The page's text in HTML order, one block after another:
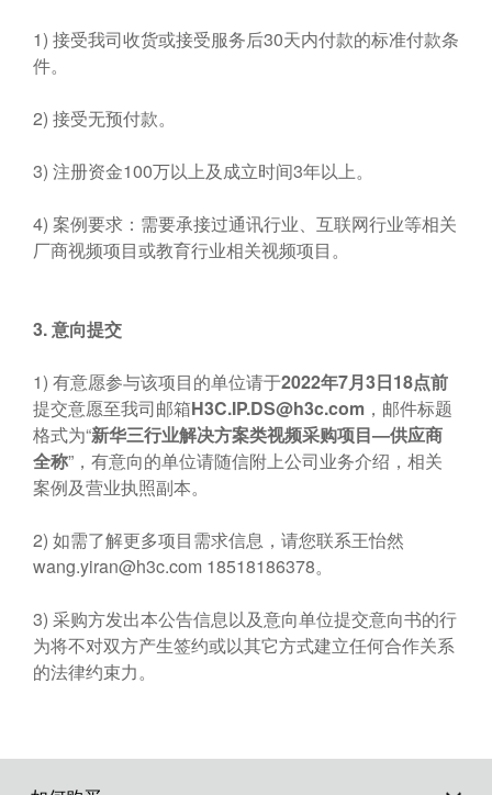
1) 接受我司收货或接受服务后30天内付款的标准付款条
件。
2) 接受无预付款。
3) 注册资金100万以上及成立时间3年以上。
4) 案例要求：需要承接过通讯行业、互联网行业等相关
厂商视频项目或教育行业相关视频项目。
3.意向提交
1) 有意愿参与该项目的单位请于2022年7月3日18点前
提交意愿至我司邮箱H3C.IP.DS@h3c.com ，邮件标题
格式为“新华三行业解决方案类视频采购项目—供应商
全称”，有意向的单位请随信附上公司业务介绍，相关
案例及营业执照副本。
2) 如需了解更多项目需求信息，请您联系王怡然
wang.yiran@h3c.com 18518186378。
3) 采购方发出本公告信息以及意向单位提交意向书的行
为将不对双方产生签约或以其它方式建立任何合作关系
的法律约束力。